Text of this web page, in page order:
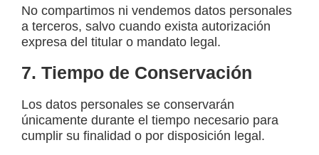
No compartimos ni vendemos datos personales
a terceros, salvo cuando exista autorización
expresa del titular o mandato legal.
7. Tiempo de Conservación
Los datos personales se conservarán
únicamente durante el tiempo necesario para
cumplir su finalidad o por disposición legal.